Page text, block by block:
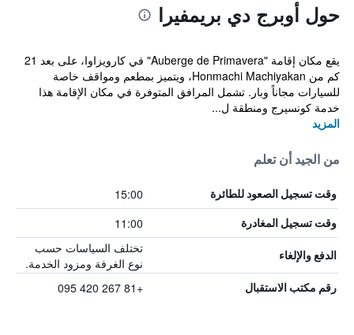
حول أوبرج دي بريمفيرا
يقع مكان إقامة "Auberge de Primavera" في كارويزاوا، على بعد 21
كم من Honmachi Machiyakan، ويتميز بمطعم ومواقف خاصة
للسيارات مجاناً وبار. تشمل المرافق المتوفرة في مكان الإقامة هذا
خدمة كونسيرج ومنطقة ل...
المزيد
من الجيد أن تعلم
وقت تسجيل الصعود للطائرة 15:00
وقت تسجيل المغادرة 11:00
الدفع والإلغاء
تختلف السياسات حسب
نوع الغرفة ومزود الخدمة.
رقم مكتب الاستقبال +81 267 420 095